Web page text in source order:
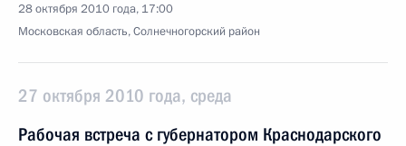
28 октября 2010 года, 17:00
Московская область, Солнечногорский район
27 октября 2010 года, среда
Рабочая встреча с губернатором Краснодарского